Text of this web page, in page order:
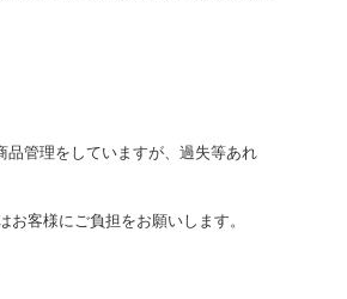
管理をしていますが、過失等あれ
客様にご負担をお願いします。